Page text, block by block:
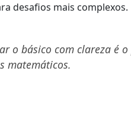
desafios mais complexos.
o básico com clareza é
matemáticos.